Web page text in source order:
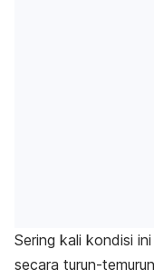
Sering kali kondisi
secara turun-